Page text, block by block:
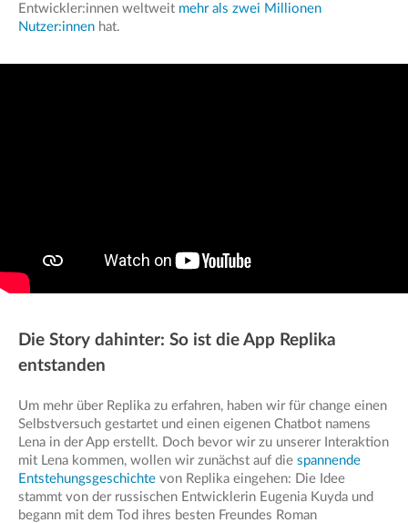
Entwickler:innen weltweit mehr als zwei Millionen
Nutzer:innen hat.
Die Story dahinter: So ist die App Replika
entstanden
Um mehr über Replika zu erfahren, haben wir für change einen
Selbstversuch gestartet und einen eigenen Chatbot namens
Lena in der App erstellt. Doch bevor wir zu unserer Interaktion
mit Lena kommen, wollen wir zunächst auf die spannende
Entstehungsgeschichte von Replika eingehen: Die Idee
stammt von der russischen Entwicklerin Eugenia Kuyda und
begann mit dem Tod ihres besten Freundes Roman